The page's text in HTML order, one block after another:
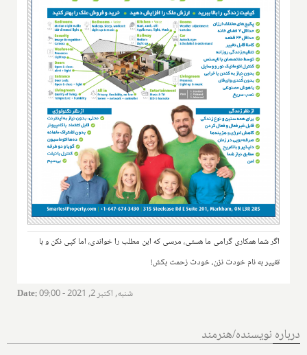
اگر شما همکاری گرامی ما هستی، مرسی که این مطلب را خواندی، اما کپی نکن و با
تغییر به نام خودت نزن، خودت زحمت بکش!
Date: شنبه, اکتبر 2, 2021 - 09:00
درباره نویسنده/هنرمند